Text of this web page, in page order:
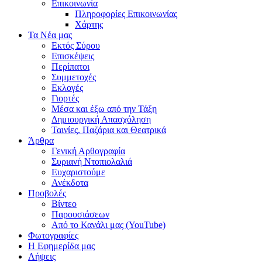
Επικοινωνία
Πληροφορίες Επικοινωνίας
Χάρτης
Τα Νέα μας
Εκτός Σύρου
Επισκέψεις
Περίπατοι
Συμμετοχές
Εκλογές
Γιορτές
Μέσα και έξω από την Τάξη
Δημιουργική Απασχόληση
Ταινίες, Παζάρια και Θεατρικά
Άρθρα
Γενική Αρθογραφία
Συριανή Ντοπιολαλιά
Ευχαριστούμε
Ανέκδοτα
Προβολές
Βίντεο
Παρουσιάσεων
Από το Κανάλι μας (YouTube)
Φωτογραφίες
Η Εφημερίδα μας
Λήψεις